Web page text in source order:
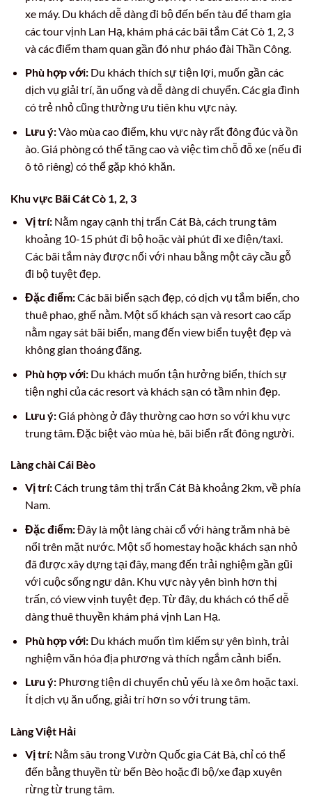
xe máy. Du khách dễ dàng đi bộ đến bến tàu để tham gia
các tour vịnh Lan Hạ, khám phá các bãi tắm Cát Cò 1, 2, 3
và các điểm tham quan gần đó như pháo đài Thần Công.
Phù hợp với:Du khách thích sự tiện lợi, muốn gần các
dịch vụ giải trí, ăn uống và dễ dàng di chuyển. Các gia đình
có trẻ nhỏ cũng thường ưu tiên khu vực này.
Lưu ý:Vào mùa cao điểm, khu vực này rất đông đúc và ồn
ào. Giá phòng có thể tăng cao và việc tìm chỗ đỗ xe (nếu đi
ô tô riêng) có thể gặp khó khăn.
Khu vực Bãi Cát Cò 1, 2, 3
Vị trí:Nằm ngay cạnh thị trấn Cát Bà, cách trung tâm
khoảng 10-15 phút đi bộ hoặc vài phút đi xe điện/taxi.
Các bãi tắm này được nối với nhau bằng một cây cầu gỗ
đi bộ tuyệt đẹp.
Đặc điểm:Các bãi biển sạch đẹp, có dịch vụ tắm biển, cho
thuê phao, ghế nằm. Một số khách sạn và resort cao cấp
nằm ngay sát bãi biển, mang đến view biển tuyệt đẹp và
không gian thoáng đãng.
Phù hợp với:Du khách muốn tận hưởng biển, thích sự
tiện nghi của các resort và khách sạn có tầm nhìn đẹp.
Lưu ý:Giá phòng ở đây thường cao hơn so với khu vực
trung tâm. Đặc biệt vào mùa hè, bãi biển rất đông người.
Làng chài Cái Bèo
Vị trí:Cách trung tâm thị trấn Cát Bà khoảng 2km, về phía
Nam.
Đặc điểm:Đây là một làng chài cổ với hàng trăm nhà bè
nổi trên mặt nước. Một số homestay hoặc khách sạn nhỏ
đã được xây dựng tại đây, mang đến trải nghiệm gần gũi
với cuộc sống ngư dân. Khu vực này yên bình hơn thị
trấn, có view vịnh tuyệt đẹp. Từ đây, du khách có thể dễ
dàng thuê thuyền khám phá vịnh Lan Hạ.
Phù hợp với:Du khách muốn tìm kiếm sự yên bình, trải
nghiệm văn hóa địa phương và thích ngắm cảnh biển.
Lưu ý:Phương tiện di chuyển chủ yếu là xe ôm hoặc taxi.
Ít dịch vụ ăn uống, giải trí hơn so với trung tâm.
Làng Việt Hải
Vị trí:Nằm sâu trong Vườn Quốc gia Cát Bà, chỉ có thể
đến bằng thuyền từ bến Bèo hoặc đi bộ/xe đạp xuyên
rừng từ trung tâm.